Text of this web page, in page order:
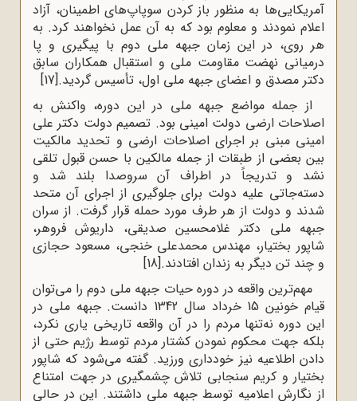
آمریکایی‌ها به منظور باز کردن سوپاپ‌های اطمینان، آزاد
اعلام نمودند و معلوم بود که به آن عمل نخواهند کرد. به
هر روی، در این زمان جبهه ملی دوم با پیگیری‌ و پا
درمیانی نهضت مقاومت ملی و استقبال همکاران سابق
دکتر مصدق و اعضای جبهه ملی اول، تأسیس گردید.[17]
از جمله مواضع جبهه ملی در این دوره، واکنش به
اصلاحات ارضی دولت امینی بود. تصمیم دولت دکتر علی
امینی مبنی بر اجرای اصلاحات ارضی و تحدید مالکیت
بین بعضی از طبقات از جمله مالکین با حسن قبول تلقی
نشد و تدریجاً در اطراف آن سروصدا بلند شد و
دسته‌جاتی علیه دولت برای جلوگیری از اجرای آن متحد
شدند و دولت از هر طرف مورد حمله قرار گرفت. از سران
جبهه ملی دکتر غلامحسین صدیقی، داریوش فروهر،
شاپور بختیار، مهندس محمدعلی خنجی، مسعود حجازی
و چند تن دیگر به زندان افتادند.[18]
مهم‌ترین واقعه در دوره حیات جبهه ملی دوم را می‌توان
قیام خونین 15 خرداد سال 1342 دانست. جبهه ملی در
این دوره نه‌تنها مردم را در آن واقعه تاریخی یاری نکرد،
بلکه جهت محکوم نمودن کشتار مردم توسط رژیم حتی از
دادن اطلاعیه‌ نیز خودداری ورزید. گفته می‌شود که شاپور
بختیار و کریم سنجابی تلاش چشمگیری در جهت امتناع
از نگارش اعلامیه توسط جبهه ملی داشتند. این در حالی